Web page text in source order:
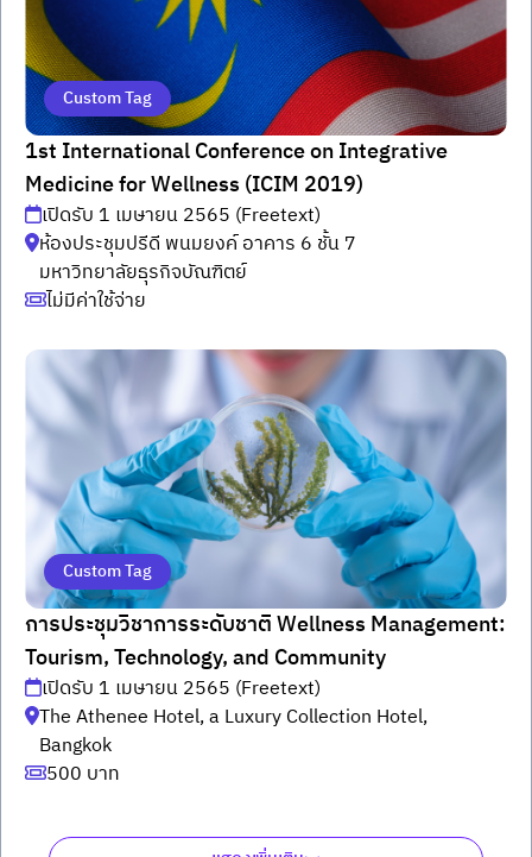
Custom Tag
1st International Conference on Integrative
Medicine for Wellness (ICIM 2019)
เปิดรับ 1 เมษายน 2565 (Freetext)
ห้องประชุมปรีดี พนมยงค์ อาคาร 6 ชั้น 7
มหาวิทยาลัยธุรกิจบัณฑิตย์
ไม่มีค่าใช้จ่าย
Custom Tag
การประชุมวิชาการระดับชาติ Wellness Management:
Tourism, Technology, and Community
เปิดรับ 1 เมษายน 2565 (Freetext)
The Athenee Hotel, a Luxury Collection Hotel,
Bangkok
500 บาท